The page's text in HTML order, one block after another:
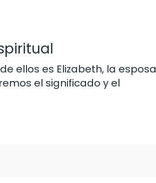
ellos es Elizabeth, la esposa
el significado y el